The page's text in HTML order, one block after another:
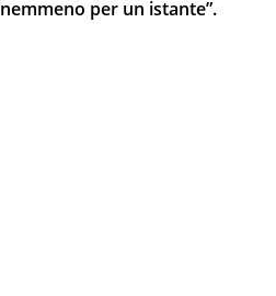
per un istante”.